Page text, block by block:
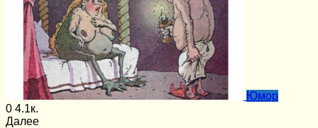
Юмор
0 4.1к.
Далее